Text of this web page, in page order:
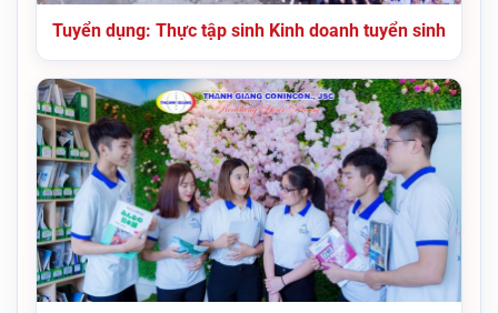
Tuyển dụng: Thực tập sinh Kinh doanh tuyển sinh